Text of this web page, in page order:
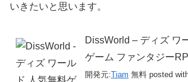
いきたいと思います。
DissWorld – ディズ ワ
ゲーム ファンタジー
開発元:Tiam 無料 posted